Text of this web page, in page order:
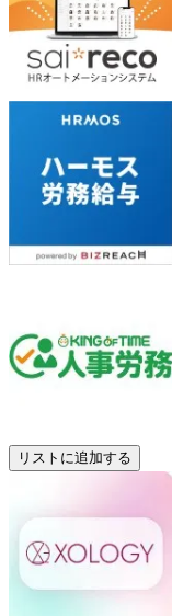
リストに追加する